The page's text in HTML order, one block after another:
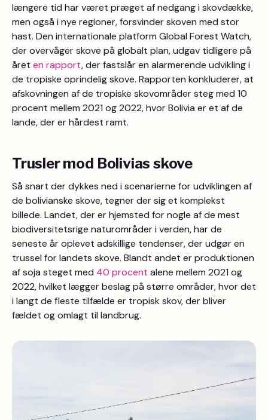
længere tid har været præget af nedgang i skovdække,
men også i nye regioner, forsvinder skoven med stor
hast. Den internationale platform Global Forest Watch,
der overvåger skove på globalt plan, udgav tidligere på
året en rapport, der fastslår en alarmerende udvikling i
de tropiske oprindelig skove. Rapporten konkluderer, at
afskovningen af de tropiske skovområder steg med 10
procent mellem 2021 og 2022, hvor Bolivia er et af de
lande, der er hårdest ramt.
Trusler mod Bolivias skove
Så snart der dykkes ned i scenarierne for udviklingen af
de bolivianske skove, tegner der sig et komplekst
billede. Landet, der er hjemsted for nogle af de mest
biodiversitetsrige naturområder i verden, har de
seneste år oplevet adskillige tendenser, der udgør en
trussel for landets skove. Blandt andet er produktionen
af soja steget med 40 procent alene mellem 2021 og
2022, hvilket lægger beslag på større områder, hvor det
i langt de fleste tilfælde er tropisk skov, der bliver
fældet og omlagt til landbrug.